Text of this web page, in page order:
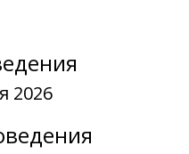
О биоматериалах
2026